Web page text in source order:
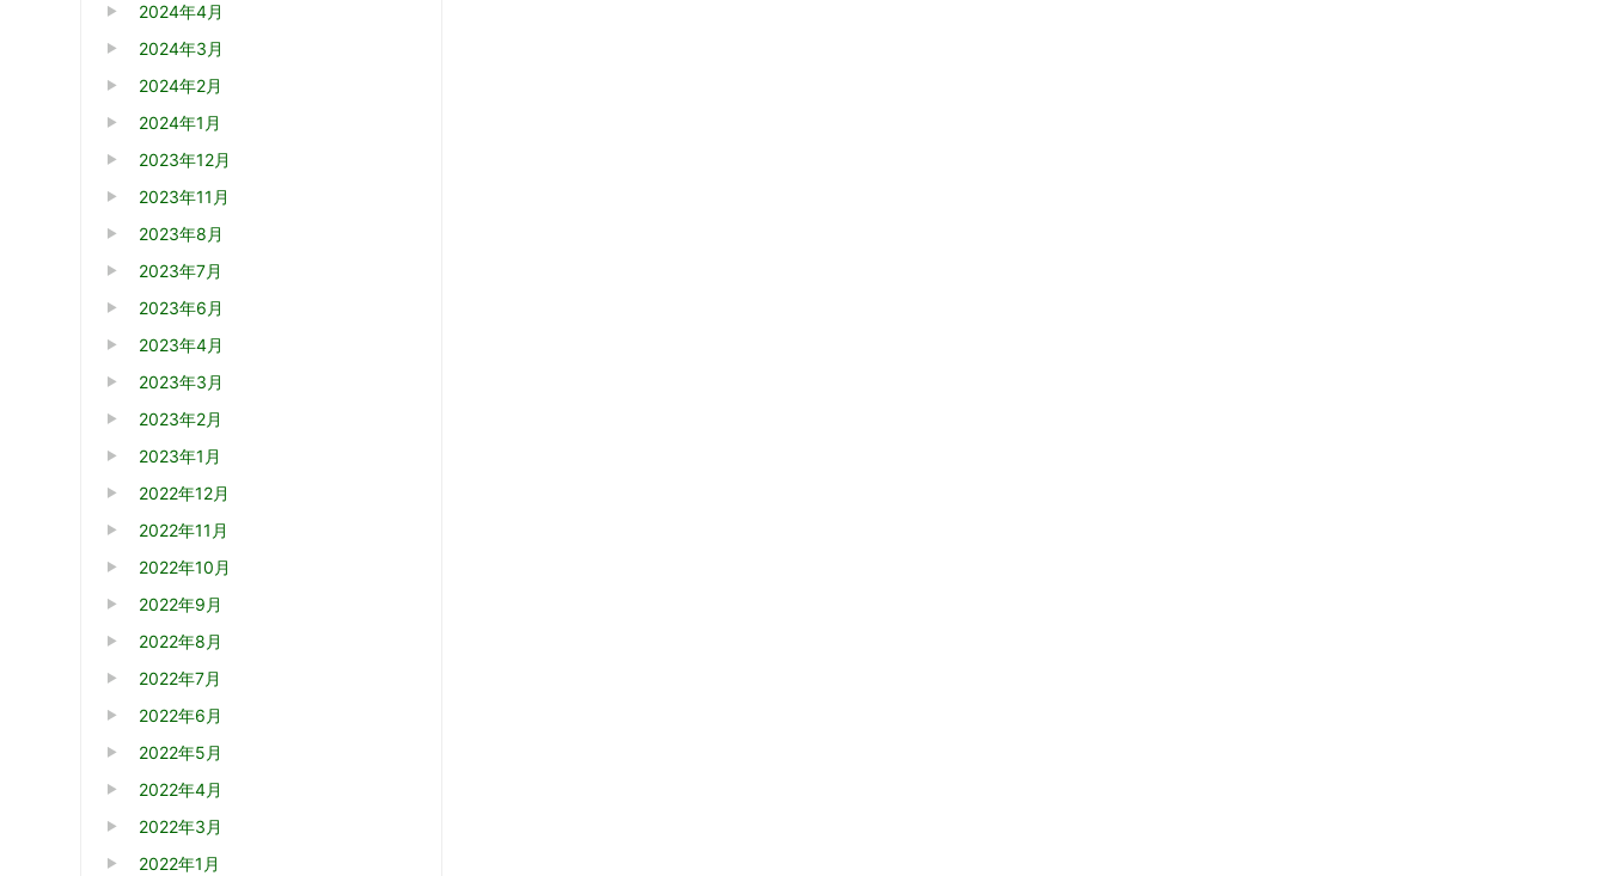
2024年4月
2024年3月
2024年2月
2024年1月
2023年12月
2023年11月
2023年8月
2023年7月
2023年6月
2023年4月
2023年3月
2023年2月
2023年1月
2022年12月
2022年11月
2022年10月
2022年9月
2022年8月
2022年7月
2022年6月
2022年5月
2022年4月
2022年3月
2022年1月